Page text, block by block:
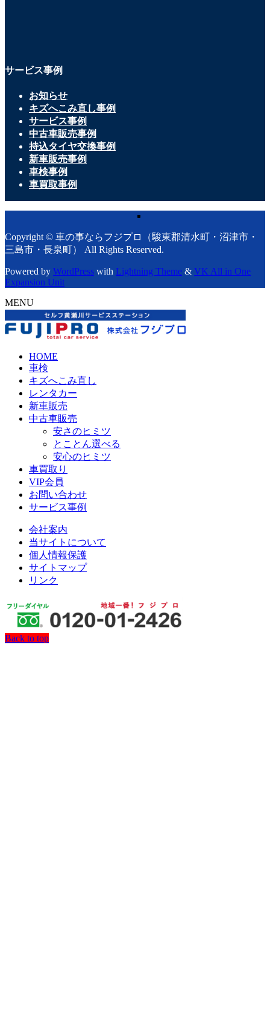
サービス事例
お知らせ
キズへこみ直し事例
サービス事例
中古車販売事例
持込タイヤ交換事例
新車販売事例
車検事例
車買取事例
Copyright © 車の事ならフジプロ（駿東郡清水町・沼津市・
三島市・長泉町） All Rights Reserved.
Powered by WordPress with Lightning Theme & VK All in One
Expansion Unit
MENU
HOME
車検
キズへこみ直し
レンタカー
新車販売
中古車販売
安さのヒミツ
とことん選べる
安心のヒミツ
車買取り
VIP会員
お問い合わせ
サービス事例
会社案内
当サイトについて
個人情報保護
サイトマップ
リンク
Back to top